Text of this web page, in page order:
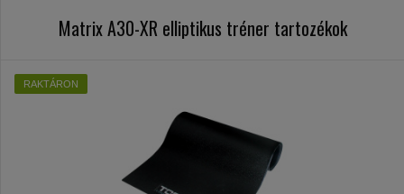
Matrix A30-XR elliptikus tréner tartozékok
RAKTÁRON